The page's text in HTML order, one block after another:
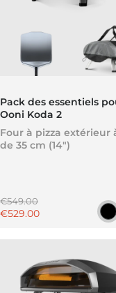
Pack des essentiels
Ooni Koda 2
Four à pizza extérieur
de 35 cm (14")
Prix régulier
€549.00
Prix promotionnel
€529.00